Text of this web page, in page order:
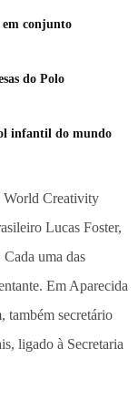
conjunto
do Polo
infantil do mundo
World Creativity
Lucas Foster,
uma das
Em Aparecida
também secretário
ligado à Secretaria